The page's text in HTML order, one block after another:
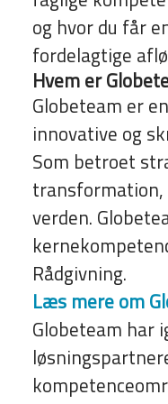
og hvor du får
fordelagtige
Hvem er
Globeteam er
innovative og
Som betroet
transformation,
verden.
Rådgivning.
Læs mere om
Globeteam har